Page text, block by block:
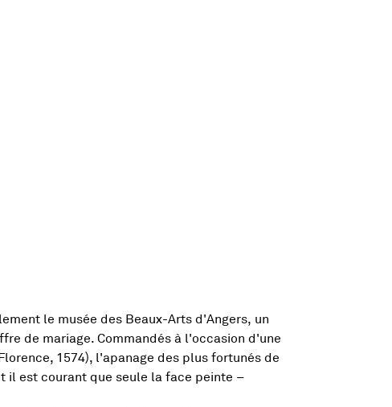
fenêtrele musée des Beaux-Arts d'Angers, un
de mariage. Commandés à l'occasion d'une
1574), l'apanage des plus fortunés de
il est courant que seule la face peinte –